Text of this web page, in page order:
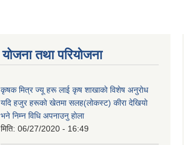
योजना तथा परियोजना
कृषक मित्र ज्यू हरू लाई कृष शाखाकाे विशेष अनुराेध
यदि हजुर हरूकाे खेतमा सलह(लाेकस्ट) कीरा देखियाे
भने निम्न विधि अपनाउनु हाेला
मिति: 06/27/2020 - 16:49